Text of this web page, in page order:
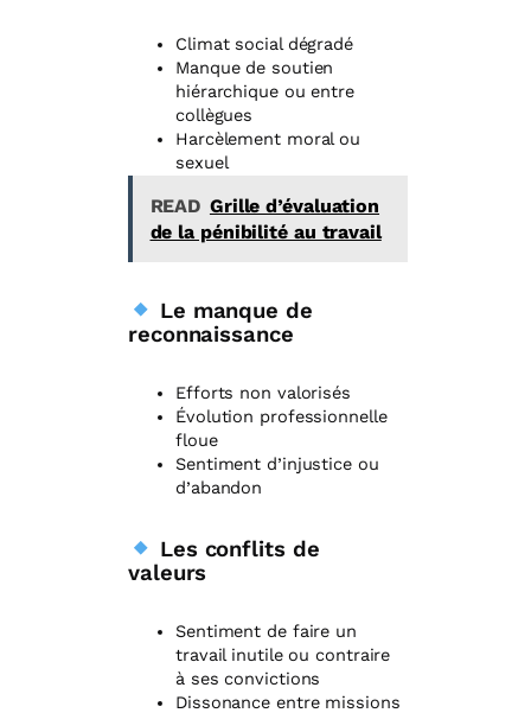
Climat social dégradé
Manque de soutien
hiérarchique ou entre
collègues
Harcèlement moral ou
sexuel
READ Grille d’évaluation
de la pénibilité au travail
Le manque de
reconnaissance
Efforts non valorisés
Évolution professionnelle
floue
Sentiment d’injustice ou
d’abandon
Les conflits de
valeurs
Sentiment de faire un
travail inutile ou contraire
à ses convictions
Dissonance entre missions